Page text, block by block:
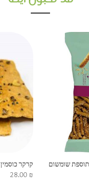
שומשום
קרקר כוסמין
28.00 ₪